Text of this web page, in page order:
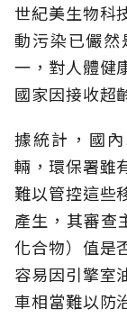
世紀美生物科
動污染已儼
一，對人體健
國家因接收超
據統計，國
輛，環保署雖
難以管控這些
產生，其審查
化合物）值是
容易因引擎室
車相當難以防